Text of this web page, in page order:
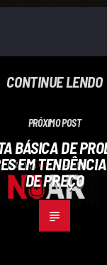
CONTINUE LENDO
PRÓXIMO POST
BÁSICA DE
EM
DE PREÇO